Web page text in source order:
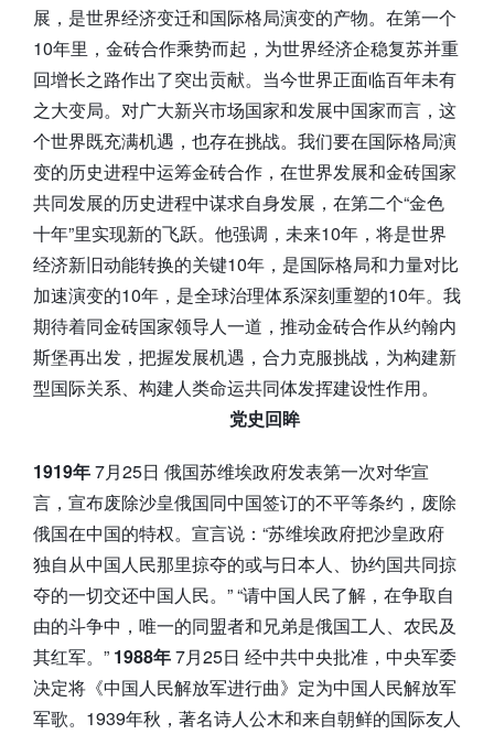
展，是世界经济变迁和国际格局演变的产物。在第一个
10年里，金砖合作乘势而起，为世界经济企稳复苏并重
回增长之路作出了突出贡献。当今世界正面临百年未有
之大变局。对广大新兴市场国家和发展中国家而言，这
个世界既充满机遇，也存在挑战。我们要在国际格局演
变的历史进程中运筹金砖合作，在世界发展和金砖国家
共同发展的历史进程中谋求自身发展，在第二个“金色
十年”里实现新的飞跃。他强调，未来10年，将是世界
经济新旧动能转换的关键10年，是国际格局和力量对比
加速演变的10年，是全球治理体系深刻重塑的10年。我
期待着同金砖国家领导人一道，推动金砖合作从约翰内
斯堡再出发，把握发展机遇，合力克服挑战，为构建新
型国际关系、构建人类命运共同体发挥建设性作用。
党史回眸
1919年7月25日 俄国苏维埃政府发表第一次对华宣
言，宣布废除沙皇俄国同中国签订的不平等条约，废除
俄国在中国的特权。宣言说：“苏维埃政府把沙皇政府
独自从中国人民那里掠夺的或与日本人、协约国共同掠
夺的一切交还中国人民。” “请中国人民了解，在争取自
由的斗争中，唯一的同盟者和兄弟是俄国工人、农民及
其红军。” 1988年7月25日 经中共中央批准，中央军委
决定将《中国人民解放军进行曲》定为中国人民解放军
军歌。1939年秋，著名诗人公木和来自朝鲜的国际友人